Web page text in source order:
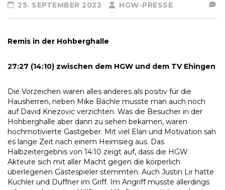
25. SEPTEMBER 2022 HGW-PRESSE
Remis in der Hohberghalle
27:27 (14:10) zwischen dem HGW und dem TV Ehingen
Die Vorzeichen waren alles anderes als positiv für die
Hausherren, neben Mike Bächle musste man auch noch
auf David Knezovic verzichten. Was die Besucher in der
Hohberghalle aber dann zu sehen bekamen, waren
hochmotivierte Gastgeber. Mit viel Elan und Motivation sah
es lange Zeit nach einem Heimsieg aus. Das
Halbzeitergebnis von 14:10 zeigt auf, dass die HGW
Akteure sich mit aller Macht gegen die körperlich
überlegenen Gästespieler stemmten. Auch Justin Lir hatte
Küchler und Duffner im Griff. Im Angriff musste allerdings